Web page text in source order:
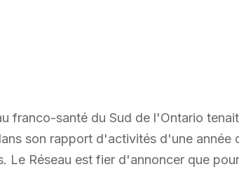
franco-santé du Sud de l'Ontario
son rapport d'activités d'une année
Le Réseau est fier d'annoncer que